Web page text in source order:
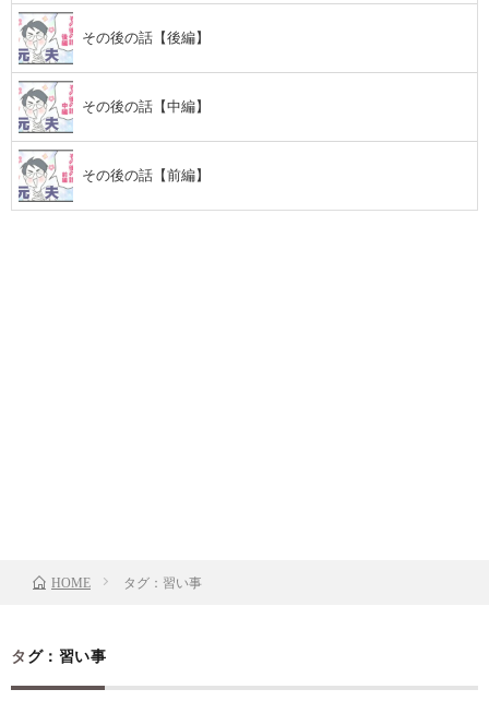
その後の話【後編】
その後の話【中編】
その後の話【前編】
HOME タグ：習い事
タグ：習い事